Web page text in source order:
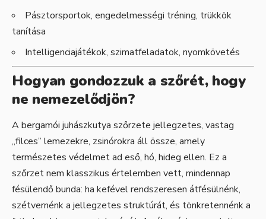
Pásztorsportok, engedelmességi tréning, trükkök
tanítása
Intelligenciajátékok, szimatfeladatok, nyomkövetés
Hogyan gondozzuk a szőrét, hogy
ne nemezelődjön?
A bergamói juhászkutya szőrzete jellegzetes, vastag
„filces” lemezekre, zsinórokra áll össze, amely
természetes védelmet ad eső, hó, hideg ellen. Ez a
szőrzet nem klasszikus értelemben vett, mindennap
fésülendő bunda: ha kefével rendszeresen átfésülnénk,
szétvernénk a jellegzetes struktúrát, és tönkretennénk a